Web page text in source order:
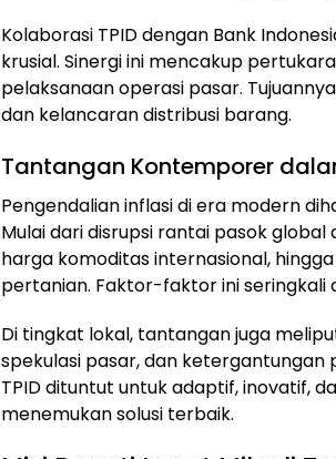
Kolaborasi TPID dengan Bank
krusial. Sinergi ini mencakup
pelaksanaan operasi pasar.
dan kelancaran distribusi barang.
Tantangan Kontemporer
Pengendalian inflasi di era modern
Mulai dari disrupsi rantai pasok
harga komoditas internasional,
pertanian. Faktor-faktor ini seringkali
Di tingkat lokal, tantangan juga
spekulasi pasar, dan ketergantungan
TPID dituntut untuk adaptif, inovatif,
menemukan solusi terbaik.